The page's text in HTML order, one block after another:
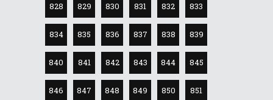
828 829 830 831 832 833
834 835 836 837 838 839
840 841 842 843 844 845
846 847 848 849 850 851